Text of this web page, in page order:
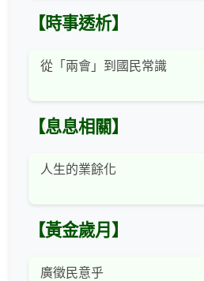
【時事透析】
從「兩會」到國民常識
【息息相關】
人生的業餘化
【黃金歲月】
廣徵民意乎